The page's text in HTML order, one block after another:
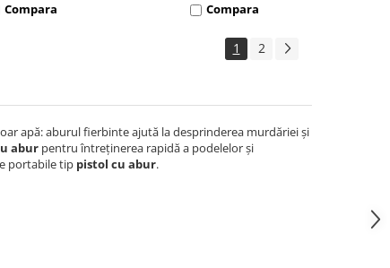
Compara Compara
1 2
apă: aburul fierbinte ajută la desprinderea murdăriei și
abur pentru întreținerea rapidă a podelelor și
portabile tip pistol cu abur.